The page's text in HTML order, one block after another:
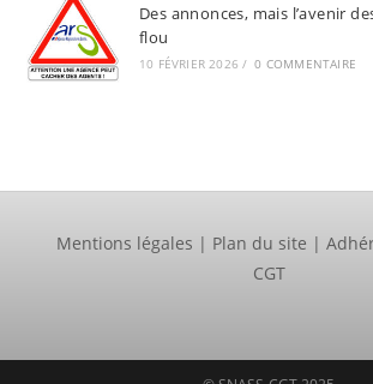
Des annonces, mais l’avenir
flou
10 FÉVRIER 2026 / 0 COMMENTAIRE
Mentions légales | Plan du site |
CGT